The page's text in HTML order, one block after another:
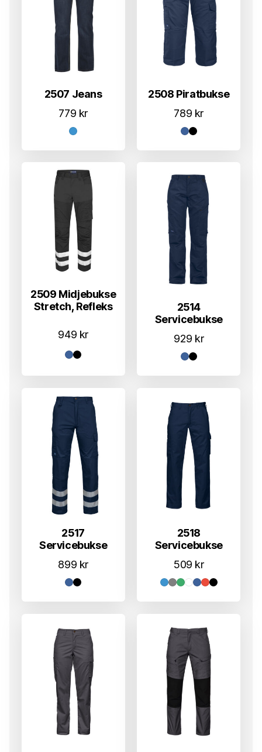
2507 Jeans
779 kr
2508 Piratbukse
789 kr
2509 Midjebukse
Stretch, Refleks
949 kr
2514
Servicebukse
929 kr
2517
Servicebukse
899 kr
2518
Servicebukse
509 kr